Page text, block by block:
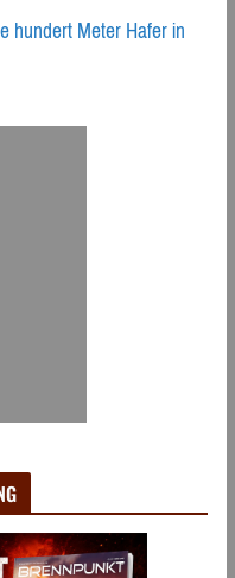
hundert Meter Hafer in